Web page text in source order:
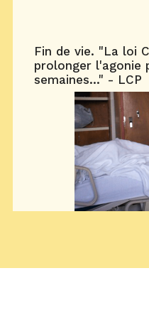
Fin de vie. "La loi
prolonger l'agonie
semaines..." - LCP